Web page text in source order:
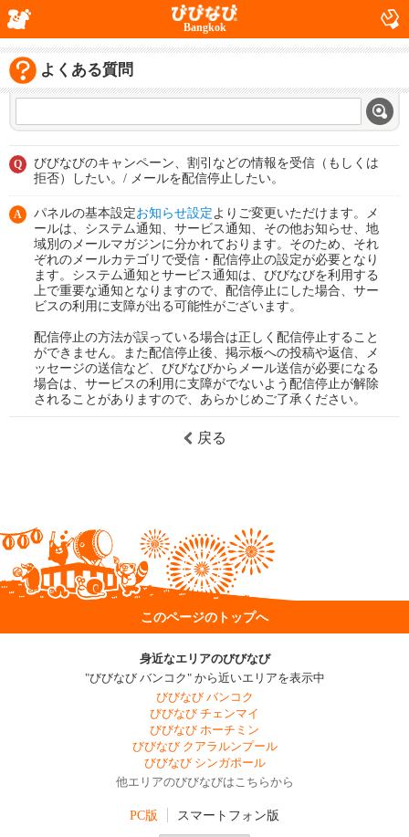
Bangkok
よくある質問
Q
びびなびのキャンペーン、割引などの情報を受信（もしくは
拒否）したい。/ メールを配信停止したい。
A パネルの基本設定お知らせ設定よりご変更いただけます。メ
ールは、システム通知、サービス通知、その他お知らせ、地
域別のメールマガジンに分かれております。そのため、それ
ぞれのメールカテゴリで受信・配信停止の設定が必要となり
ます。システム通知とサービス通知は、びびなびを利用する
上で重要な通知となりますので、配信停止にした場合、サー
ビスの利用に支障が出る可能性がございます。
配信停止の方法が誤っている場合は正しく配信停止すること
ができません。また配信停止後、掲示板への投稿や返信、メ
ッセージの送信など、びびなびからメール送信が必要になる
場合は、サービスの利用に支障がでないよう配信停止が解除
されることがありますので、あらかじめご了承ください。
戻る
このページのトップへ
身近なエリアのびびなび
"びびなび バンコク" から近いエリアを表示中
びびなび バンコク
びびなび チェンマイ
びびなび ホーチミン
びびなび クアラルンプール
びびなび シンガポール
他エリアのびびなびはこちらから
PC版 スマートフォン版